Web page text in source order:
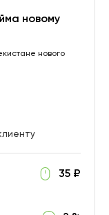
новому
нового
35 ₽